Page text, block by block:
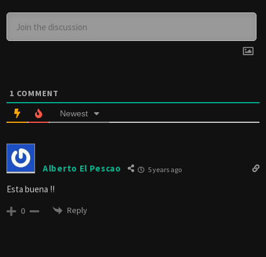
1 COMMENT
Newest
Alberto El Pescao 5 years ago
Esta buena !!
0 Reply